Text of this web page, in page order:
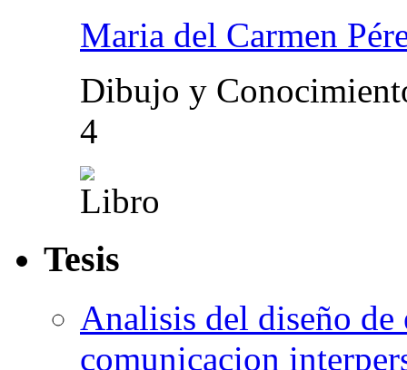
Maria del Carmen
Dibujo y
4
Tesis
Analisis del diseño de
comunicacion